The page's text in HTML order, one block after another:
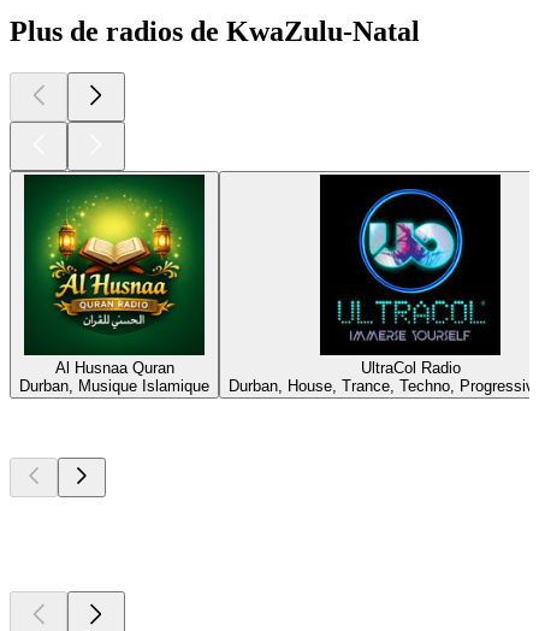
Plus de radios de KwaZulu-Natal
Al Husnaa Quran
Durban, Musique Islamique
UltraCol Radio
Durban, House, Trance, Techno,